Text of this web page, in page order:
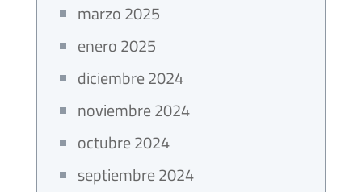
marzo 2025
enero 2025
diciembre 2024
noviembre 2024
octubre 2024
septiembre 2024